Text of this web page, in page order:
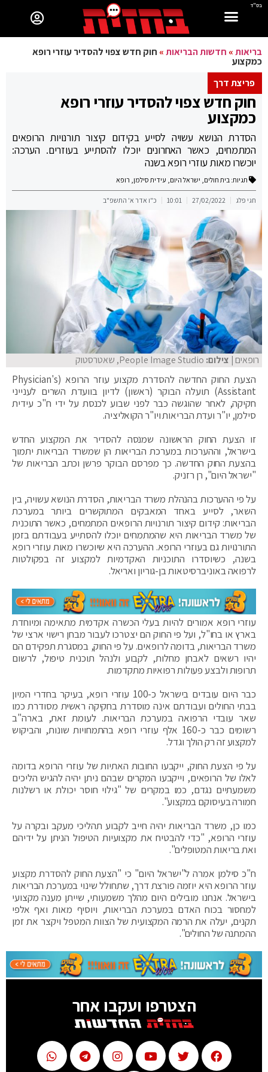
בס"ד
בריאות» חדשות הבריאות» חוק חדש צפוי להסדיר עוזרי רופא
כמקצוע
פריצת דרך
חוק חדש צפוי להסדיר עוזרי רופא
כמקצוע
הסדרת הנושא עשויה לסייע בקידום קיצור תורנויות הרופאים
המתמחים, כאשר האחרונים יוכלו להסתייע בעוזרים. הערכה:
יוכשרו מאות עוזרי רופא בשנה
תגיות: בית חולים, ישראל היום, עידית סילמן, רופא
חגי פלג 27/02/2022
10:01 כ"ו אדר א' התשפ"ב
רופאים | צילום: People Image Studio, שאטרסטוק
הצעת החוק החדשה להסדרת מקצוע עוזר הרופא (Physician's
Assistant) תועלה הבוקר (ראשון) לדיון בוועדת השרים לענייני
חקיקה, לאחר שהוגשה כבר לפני שבוע לכנסת על ידי ח"כ עידית
סילמן, יו"ר ועדת הבריאות ויו"ר הקואליציה.
זו הצעת החוק הראשונה שמנסה להסדיר את המקצוע החדש
בישראל, וההערכות במערכת הבריאות הן שמשרד הבריאות יתמוך
בהצעת החוק החדשה. כך מפרסם הבוקר פרשן וכתב הבריאות של
"ישראל היום", רן רזניק.
על פי ההערכות בהנהלת משרד הבריאות, הסדרת הנושא עשויה, בין
השאר, לסייע באחד המאבקים המתוקשרים ביותר במערכת
הבריאות: קידום קיצור תורנויות הרופאים המתמחים, כאשר התוכנית
של משרד הבריאות היא שהמתמחים יוכלו להסתייע בעבודתם בזמן
התורנויות גם בעוזרי הרופא. ההערכה היא שיוכשרו מאות עוזרי רופא
בשנה, כשיוסדרו התוכניות האקדמיות למקצוע זה בפקולטות
לרפואה באוניברסיטאות בן-גוריון ואריאל.
עוזרי רופא אמורים להיות בעלי הכשרה אקדמית מתאימה ומיוחדת
בארץ או בחו"ל, ועל פי החוק הם יצטרכו לעבור מבחן רישוי ארצי של
משרד הבריאות, בדומה לרופאים. על פי החוק, במסגרת תפקידם הם
יהיו רשאים לאבחן מחלות, לקבוע ולנהל תוכנית טיפול, לרשום
תרופות ולבצע פעולות רפואיות מתקדמות.
כבר היום עובדים בישראל כ-100 עוזרי רופא, בעיקר בחדרי המיון
בבתי החולים ועבודתם אינה מוסדרת בחקיקה ראשית מסודרת כמו
שאר עובדי הרפואה במערכת הבריאות. לעומת זאת, בארה"ב
רשומים כבר כ-160 אלף עוזרי רופא בהתמחויות שונות, והביקוש
למקצוע זה רק הולך וגדל.
על פי הצעת החוק, ייקבעו החובות האתיות של עוזרי הרופא בדומה
לאלו של הרופאים, וייקבעו המקרים שבהם ניתן יהיה להגיש הליכים
משמעתיים נגדם, כמו במקרים של "גילוי חוסר יכולת או רשלנות
חמורה בעיסוקם במקצוע".
כמו כן, משרד הבריאות יהיה חייב לקבוע תהליכי מעקב ובקרה על
עוזרי הרופא, "כדי להבטיח את מקצועיות הטיפול הניתן על ידיהם
ואת בריאות המטופלים".
ח"כ סילמן אמרה ל"ישראל היום" כי "הצעת החוק להסדרת מקצוע
עוזר הרופא היא יוזמה פורצת דרך, שתחולל שינוי במערכת הבריאות
בישראל. אנחנו מובילים היום מהלך משמעותי, שייתן מענה מקצועי
למחסור בכוח האדם במערכת הבריאות, ויוסיף מאות ואף אלפי
תקנים, יעלה את הרמה המקצועית של הצוות המטפל ויקצר את זמן
ההמתנה של החולים".
הצטרפו ועקבו אחר